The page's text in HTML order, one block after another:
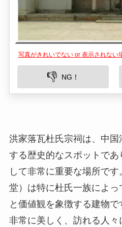
洪家落瓦杜氏宗祠は、中
する歴史的なスポットで
して非常に重要な場所で
非常に美しく、訪れる人
術と文化的深みを実感させ
所在地